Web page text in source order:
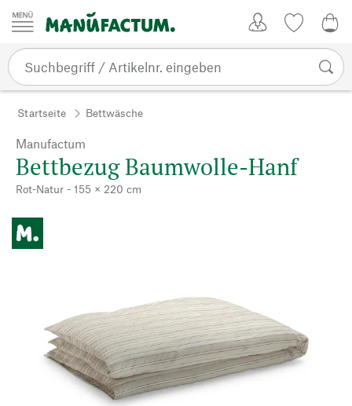
Zum Inhalt springen
Startseite Bettwäsche
Manufactum
Bettbezug Baumwolle-Hanf
Rot-Natur - 155 × 220 cm